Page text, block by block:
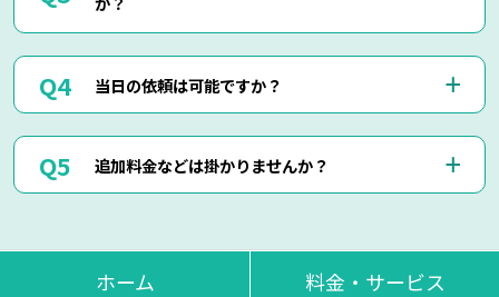
現地にて現物を確認しないと正確なお見積りを出せない場合
もございますので、お電話・メール・LINEでのお見積り
は、簡易お見積りを出させて頂きます。
正確なお見積りをご希望の場合は『出張お見積り』をご希望
頂ければ、無料にてご対応させて頂きます。
出張費などはもちろん掛かりませんのでご安心ください。
当社ではお見積り金額に納得されていないお客様に対して無
断で作業は行いません。
ただし悪質なキャンセルに関しましてはキャンセル料を頂く
場合もございます。
当日の依頼は可能ですか？
東京・神奈川・千葉・埼玉の対応エリア内でしたら、最短25
分で現地に到着させて頂きます。
追加料金などは掛かりませんか？
でご対応させて頂いております。
不当な追加料金等は一切掛かりませんのでご安心くださいま
ホーム 料金・サービス